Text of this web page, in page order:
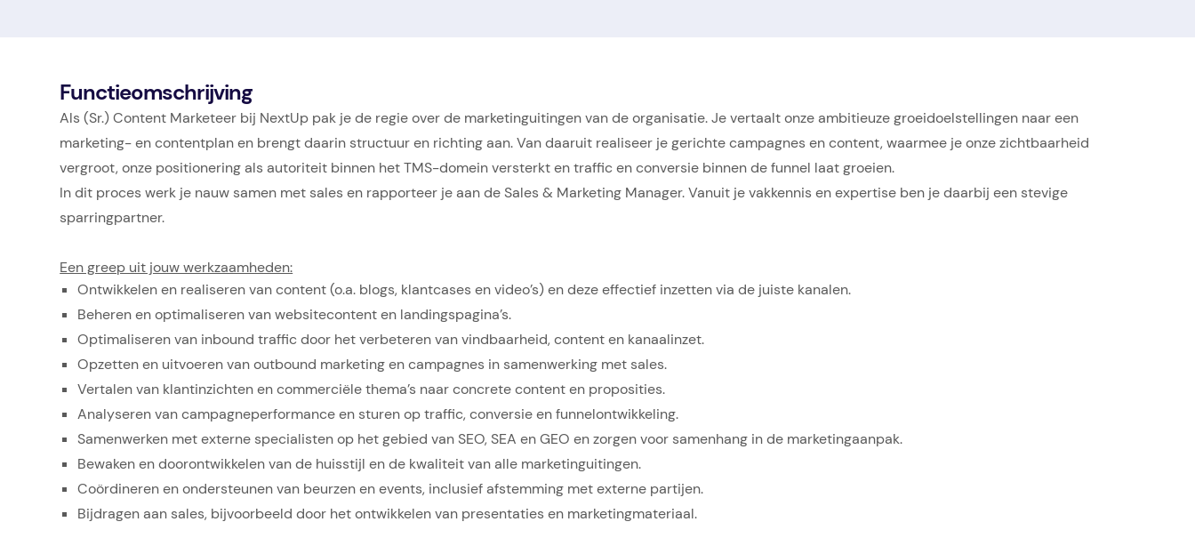
Functieomschrijving
Als (Sr.) Content Marketeer bij NextUp pak je de regie over de marketinguitingen van de organisatie. Je vertaalt onze ambitieuze groeidoelstellingen naar een
marketing- en contentplan en brengt daarin structuur en richting aan. Van daaruit realiseer je gerichte campagnes en content, waarmee je onze zichtbaarheid
vergroot, onze positionering als autoriteit binnen het TMS-domein versterkt en traffic en conversie binnen de funnel laat groeien.
In dit proces werk je nauw samen met sales en rapporteer je aan de Sales & Marketing Manager. Vanuit je vakkennis en expertise ben je daarbij een stevige
sparringpartner.
Een greep uit jouw werkzaamheden:
Ontwikkelen en realiseren van content (o.a. blogs, klantcases en video’s) en deze effectief inzetten via de juiste kanalen.
Beheren en optimaliseren van websitecontent en landingspagina’s.
Optimaliseren van inbound traffic door het verbeteren van vindbaarheid, content en kanaalinzet.
Opzetten en uitvoeren van outbound marketing en campagnes in samenwerking met sales.
Vertalen van klantinzichten en commerciële thema’s naar concrete content en proposities.
Analyseren van campagneperformance en sturen op traffic, conversie en funnelontwikkeling.
Samenwerken met externe specialisten op het gebied van SEO, SEA en GEO en zorgen voor samenhang in de marketingaanpak.
Bewaken en doorontwikkelen van de huisstijl en de kwaliteit van alle marketinguitingen.
Coördineren en ondersteunen van beurzen en events, inclusief afstemming met externe partijen.
Bijdragen aan sales, bijvoorbeeld door het ontwikkelen van presentaties en marketingmateriaal.